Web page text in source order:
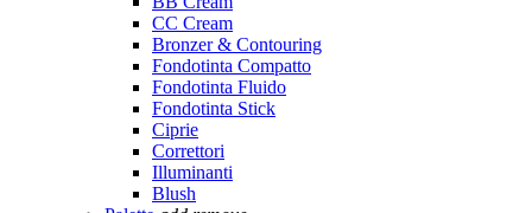
CC Cream
Bronzer & Contouring
Fondotinta Compatto
Fondotinta Fluido
Fondotinta Stick
Ciprie
Correttori
Illuminanti
Blush